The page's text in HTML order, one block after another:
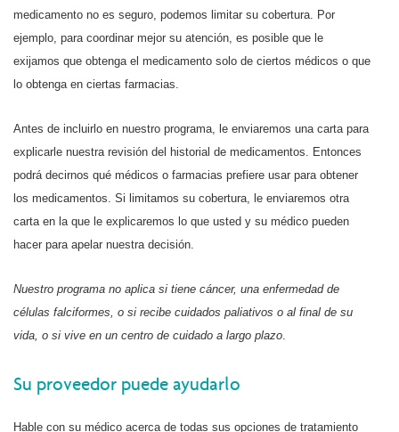
medicamento no es seguro, podemos limitar su cobertura. Por
ejemplo, para coordinar mejor su atención, es posible que le
exijamos que obtenga el medicamento solo de ciertos médicos o que
lo obtenga en ciertas farmacias.
Antes de incluirlo en nuestro programa, le enviaremos una carta para
explicarle nuestra revisión del historial de medicamentos. Entonces
podrá decirnos qué médicos o farmacias prefiere usar para obtener
los medicamentos. Si limitamos su cobertura, le enviaremos otra
carta en la que le explicaremos lo que usted y su médico pueden
hacer para apelar nuestra decisión.
Nuestro programa no aplica si tiene cáncer, una enfermedad de
células falciformes, o si recibe cuidados paliativos o al final de su
vida, o si vive en un centro de cuidado a largo plazo.
Su proveedor puede ayudarlo
Hable con su médico acerca de todas sus opciones de tratamiento